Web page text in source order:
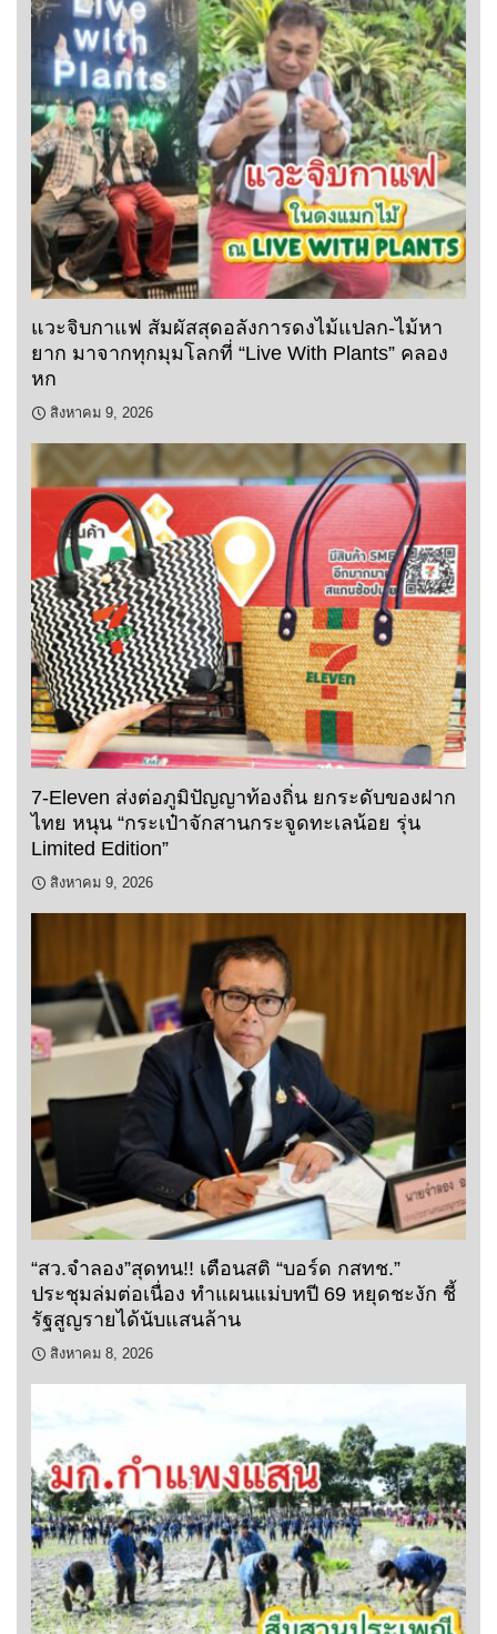
แวะจิบกาแฟ สัมผัสสุดอลังการดงไม้แปลก-ไม้หา
ยาก มาจากทุกมุมโลกที่ “Live With Plants” คลอง
หก
สิงหาคม 9, 2026
7-Eleven ส่งต่อภูมิปัญญาท้องถิ่น ยกระดับของฝาก
ไทย หนุน “กระเป๋าจักสานกระจูดทะเลน้อย รุ่น
Limited Edition”
สิงหาคม 9, 2026
“สว.จำลอง”สุดทน!! เตือนสติ “บอร์ด กสทช.”
ประชุมล่มต่อเนื่อง ทำแผนแม่บทปี 69 หยุดชะงัก ชี้
รัฐสูญรายได้นับแสนล้าน
สิงหาคม 8, 2026